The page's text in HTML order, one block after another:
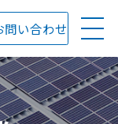
問い合わせ